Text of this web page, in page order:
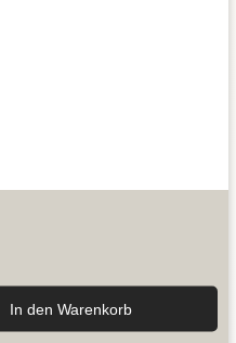
In den Warenkorb